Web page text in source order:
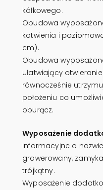
kółkowego.
Obudowa
kotwienia i
cm).
Obudowa
ułatwiający
równocześnie
położeniu co
oburącz.
Wyposażenie
informacyjne o
grawerowany,
trójkątny.
Wyposażenie